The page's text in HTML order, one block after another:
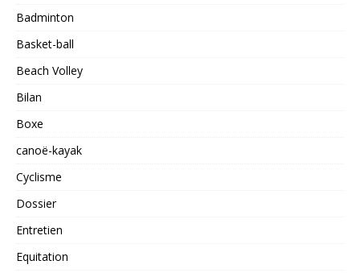
Badminton
Basket-ball
Beach Volley
Bilan
Boxe
canoë-kayak
Cyclisme
Dossier
Entretien
Equitation